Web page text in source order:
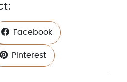
Facebook
Pinterest